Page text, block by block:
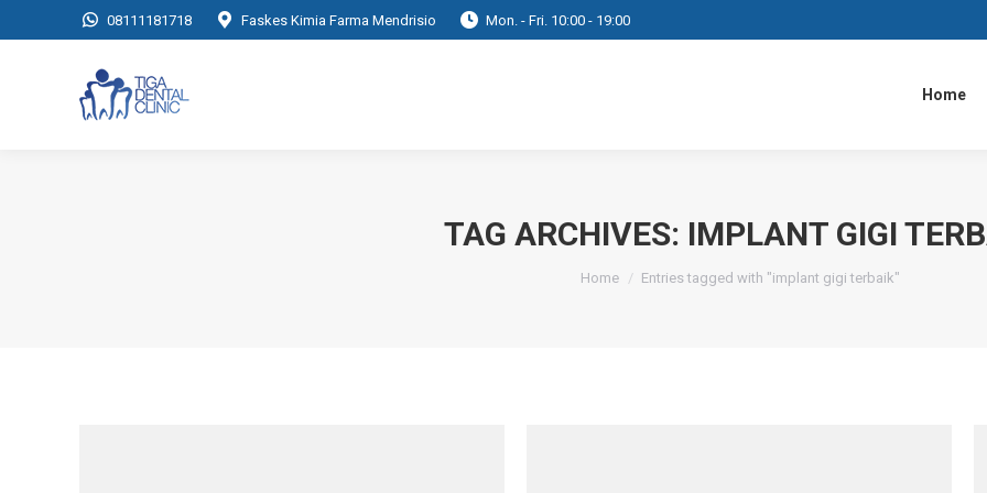
08111181718 Faskes Kimia Farma Mendrisio Mon. - Fri. 10:00 - 19:00
Home
TAG ARCHIVES: IMPLANT GIGI
You are here:
Home Entries tagged with "implant gigi terbaik"